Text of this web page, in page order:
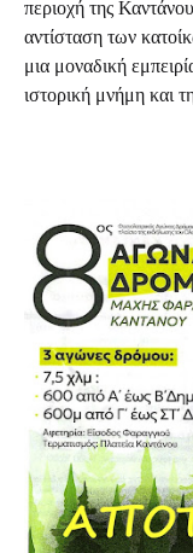
περιοχή της
αντίσταση των
μια μοναδική
ιστορική μνήμη και